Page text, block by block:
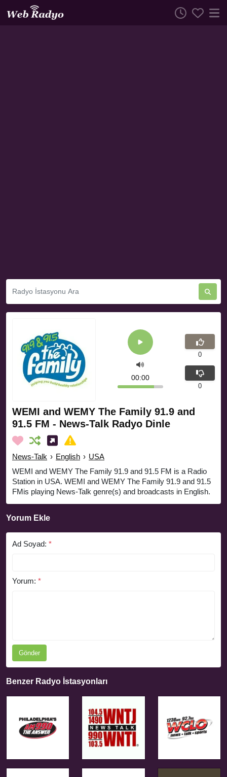
WEMI and WEMY The Family 91.9 and
91.5 FM - News-Talk Radyo Dinle
News-Talk › English › USA
WEMI and WEMY The Family 91.9 and 91.5 FM is a Radio
Station in USA. WEMI and WEMY The Family 91.9 and 91.5
FMis playing News-Talk genre(s) and broadcasts in English.
00:00
0
0
Yorum Ekle
Ad Soyad: *
Yorum: *
Gönder
Benzer Radyo İstasyonları